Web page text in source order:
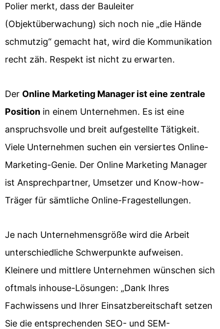
Polier merkt, dass der Bauleiter
(Objektüberwachung) sich noch nie „die Hände
schmutzig“ gemacht hat, wird die Kommunikation
recht zäh. Respekt ist nicht zu erwarten.
Der Online Marketing Manager ist eine zentrale
Position in einem Unternehmen. Es ist eine
anspruchsvolle und breit aufgestellte Tätigkeit.
Viele Unternehmen suchen ein versiertes Online-
Marketing-Genie. Der Online Marketing Manager
ist Ansprechpartner, Umsetzer und Know-how-
Träger für sämtliche Online-Fragestellungen.
Je nach Unternehmensgröße wird die Arbeit
unterschiedliche Schwerpunkte aufweisen.
Kleinere und mittlere Unternehmen wünschen sich
oftmals inhouse-Lösungen: „Dank Ihres
Fachwissens und Ihrer Einsatzbereitschaft setzen
Sie die entsprechenden SEO- und SEM-